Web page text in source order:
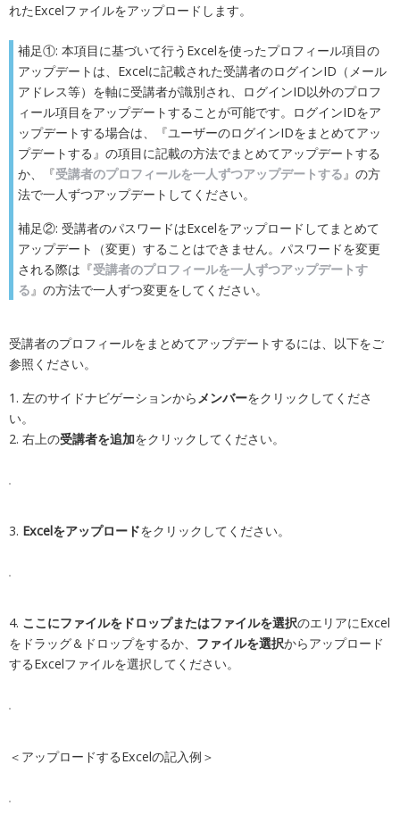
れたExcelファイルをアップロードします。
補足①: 本項目に基づいて行うExcelを使ったプロフィール項目の
アップデートは、Excelに記載された受講者のログインID（メール
アドレス等）を軸に受講者が識別され、ログインID以外のプロフ
ィール項目をアップデートすることが可能です。ログインIDをア
ップデートする場合は、『ユーザーのログインIDをまとめてアッ
プデートする』の項目に記載の方法でまとめてアップデートする
か、『受講者のプロフィールを一人ずつアップデートする』の方
法で一人ずつアップデートしてください。
補足②: 受講者のパスワードはExcelをアップロードしてまとめて
アップデート（変更）することはできません。パスワードを変更
される際は『受講者のプロフィールを一人ずつアップデートす
る』の方法で一人ずつ変更をしてください。
受講者のプロフィールをまとめてアップデートするには、以下をご
参照ください。
1. 左のサイドナビゲーションから メンバーをクリックしてくださ
い。
2. 右上の受講者を追加をクリックしてください。
3. Excelをアップロードをクリックしてください。
4. ここにファイルをドロップまたはファイルを選択のエリアにExcel
をドラッグ＆ドロップをするか、 ファイルを選択からアップロード
するExcelファイルを選択してください。
＜アップロードするExcelの記入例＞